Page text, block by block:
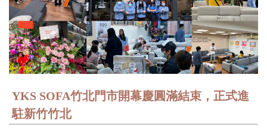
YKS SOFA竹北門市開幕慶圓滿結束，正式進
駐新竹竹北